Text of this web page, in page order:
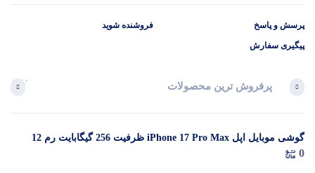
پرسش و پاسخ
پیگیری سفارش
فروشنده شوید
پرفروش ترین محصولات
گوشی موبایل اپل iPhone 17 Pro Max ظرفیت 256 گیگابایت رم 12
گیگابایت (ZAA) – Not Active رجیستر شده
0